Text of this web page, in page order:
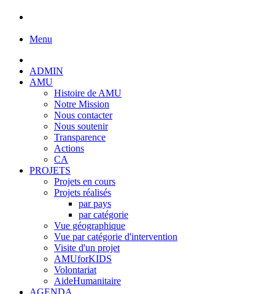
Menu
ADMIN
AMU
Histoire de AMU
Notre Mission
Nous contacter
Nous soutenir
Transparence
Actions
CA
PROJETS
Projets en cours
Projets réalisés
par pays
par catégorie
Vue géographique
Vue par catégorie d'intervention
Visite d'un projet
AMUforKIDS
Volontariat
AideHumanitaire